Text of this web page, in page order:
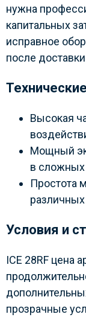
нужна
капитальных
исправное
после
Высокая
Мощный
в сложных
Простота
Условия и
ICE 28RF цена
прозрачные